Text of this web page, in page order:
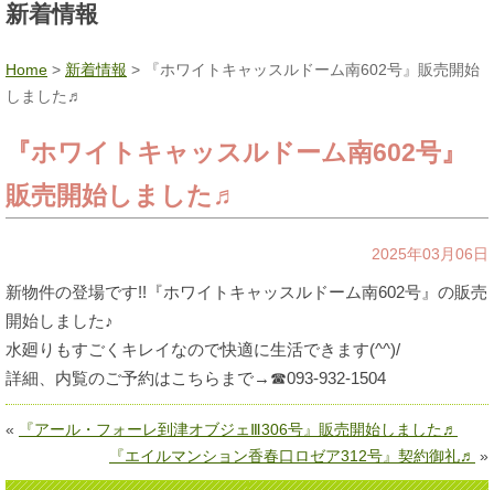
新着情報
Home > 新着情報 >
『ホワイトキャッスルドーム南602号』販売開始
しました♬
『ホワイトキャッスルドーム南602号』
販売開始しました♬
2025年03月06日
新物件の登場です!!『ホワイトキャッスルドーム南602号』の販売
開始しました♪
水廻りもすごくキレイなので快適に生活できます(^^)/
詳細、内覧のご予約はこちらまで→☎093-932-1504
«
『アール・フォーレ到津オブジェⅢ306号』販売開始しました♬
『エイルマンション香春口ロゼア312号』契約御礼♬ »